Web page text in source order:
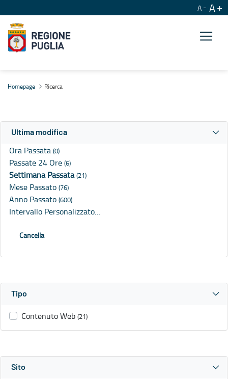
A A
Homepage Ricerca
Ultima modifica
Ora Passata (0)
Passate 24 Ore (6)
Settimana Passata(21)
Mese Passato (76)
Anno Passato (600)
Intervallo Personalizzato…
Cancella
Tipo
Contenuto Web (21)
Sito